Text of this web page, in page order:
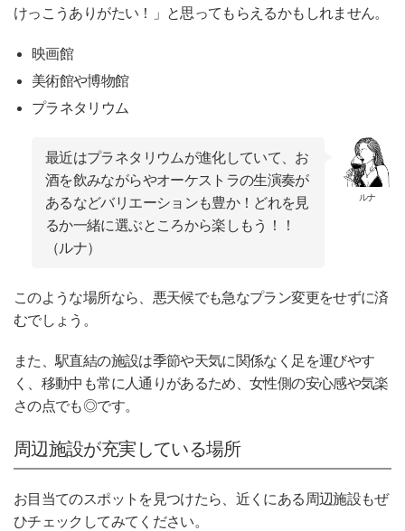
けっこうありがたい！」と思ってもらえるかもしれません。
映画館
美術館や博物館
プラネタリウム
ルナ
最近はプラネタリウムが進化していて、お
酒を飲みながらやオーケストラの生演奏が
あるなどバリエーションも豊か！どれを見
るか一緒に選ぶところから楽しもう！！
（ルナ）
このような場所なら、悪天候でも急なプラン変更をせずに済
むでしょう。
また、駅直結の施設は季節や天気に関係なく足を運びやす
く、移動中も常に人通りがあるため、女性側の安心感や気楽
さの点でも◎です。
周辺施設が充実している場所
お目当てのスポットを見つけたら、近くにある周辺施設もぜ
ひチェックしてみてください。